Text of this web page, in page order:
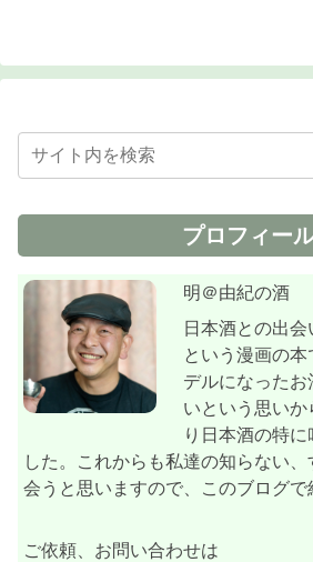
プロフィー
明＠由紀の酒
日本酒との出会
という漫画の
デルになったお
いという思い
り日本酒の特
した。これからも私達の知らない
会うと思いますので、このブログで
ご依頼、お問い合わせは